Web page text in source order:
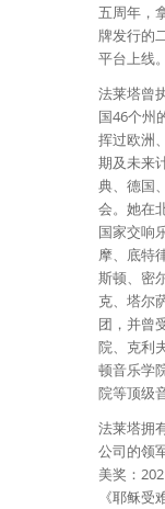
五周年，
牌发行的
平台上线。
法莱塔曾
国46个州
挥过欧洲
期及未来
典、德国
会。她在
国家交响
摩、底特
斯顿、密
克、塔尔
团，并曾
院、克利
顿音乐学
院等顶级
法莱塔拥
公司的领
美奖：
《耶稣